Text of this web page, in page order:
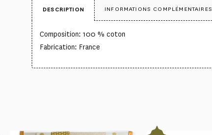
DESCRIPTION INFORMATIONS COMPLÉMENTAIRES
Composition: 100 % coton
Fabrication: France